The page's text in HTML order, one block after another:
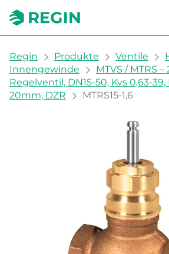
You are here:
Regin Produkte Ventile
Innengewinde
MTVS / MTRS
Regelventil, DN15-50, Kvs 0,63-
20mm, DZR
MTRS15-1,6